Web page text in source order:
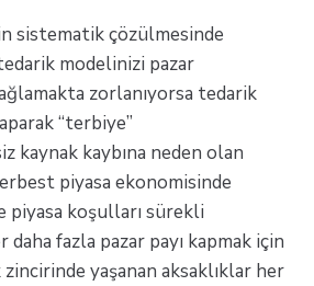
sistematik çözülmesinde
modelinizi pazar
zorlanıyorsa tedarik
“terbiye”
kaynak kaybına neden olan
piyasa ekonomisinde
koşulları sürekli
fazla pazar payı kapmak için
yaşanan aksaklıklar her